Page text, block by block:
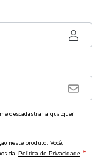
descadastrar a qualquer
neste produto. Você,
da Política de Privacidade *